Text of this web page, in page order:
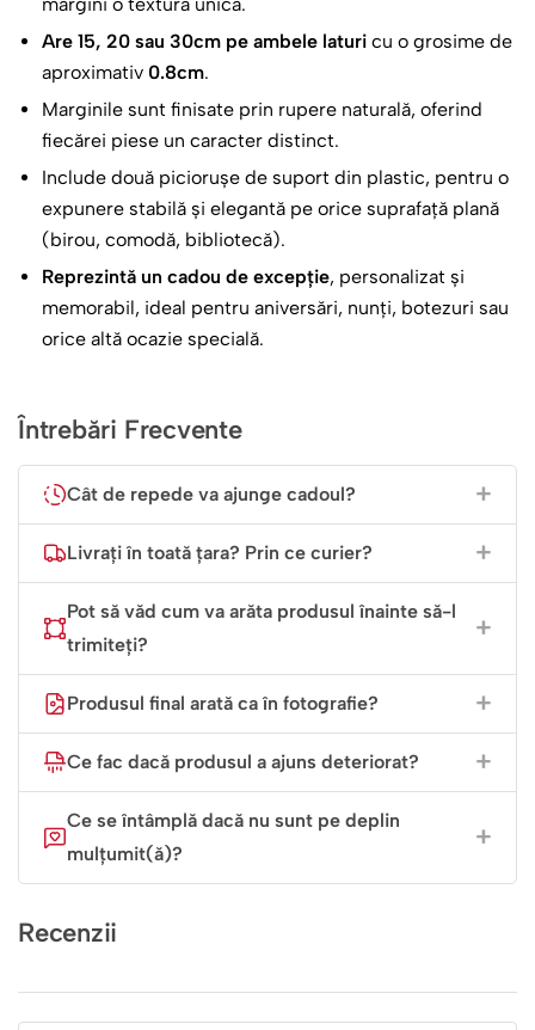
Două Instantanee Suplimentare:
fotografii tip „polaroid” adaugă dinamism colajului,
permițându-vă să surprindeți detalii sau unghiuri
diferite ale aceleiași zile magice.
Mesaj de Suflet și Personalizare:Textul
am devenit NOI”, alături de data calendaristică,
transformă placa într-o bornă simbolică a relației
voastre.
Autenticitate și Calitate Premium
Fiecare bucată de ardezie este unică, având margini
pentru a primi un imprimeu de înaltă fidelitate, rezistent
la razele UV și umiditate. Culorile rămân vibrante, iar
detaliile fotografiilor sunt redate cu o claritate
surprinzătoare. Placa vine însoțită de două suporturi
elegante de culoare neagră, fiind gata să ocupe locul de
onoare pe noptieră, birou sau bibliotecă.
„Dragostea este piatra de temelie a unei
vieți fericite. Păstrează-i amintirea vie
Are 15, 20 sau 30cm pe ambele laturi cu o grosime de
aproximativ 0.8cm.
Marginile sunt finisate prin rupere naturală, oferind
fiecărei piese un caracter distinct.
Include două piciorușe de suport din plastic, pentru o
expunere stabilă și elegantă pe orice suprafață plană
(birou, comodă, bibliotecă).
Reprezintă un cadou de excepție, personalizat și
memorabil, ideal pentru aniversări, nunți, botezuri sau
orice altă ocazie specială.
Întrebări Frecvente
Cât de repede va ajunge cadoul?
Livrați în toată țara? Prin ce curier?
Pot să văd cum va arăta produsul înainte să-l
trimiteți?
Produsul final arată ca în fotografie?
Ce fac dacă produsul a ajuns deteriorat?
Ce se întâmplă dacă nu sunt pe deplin
mulțumit(ă)?
Recenzii